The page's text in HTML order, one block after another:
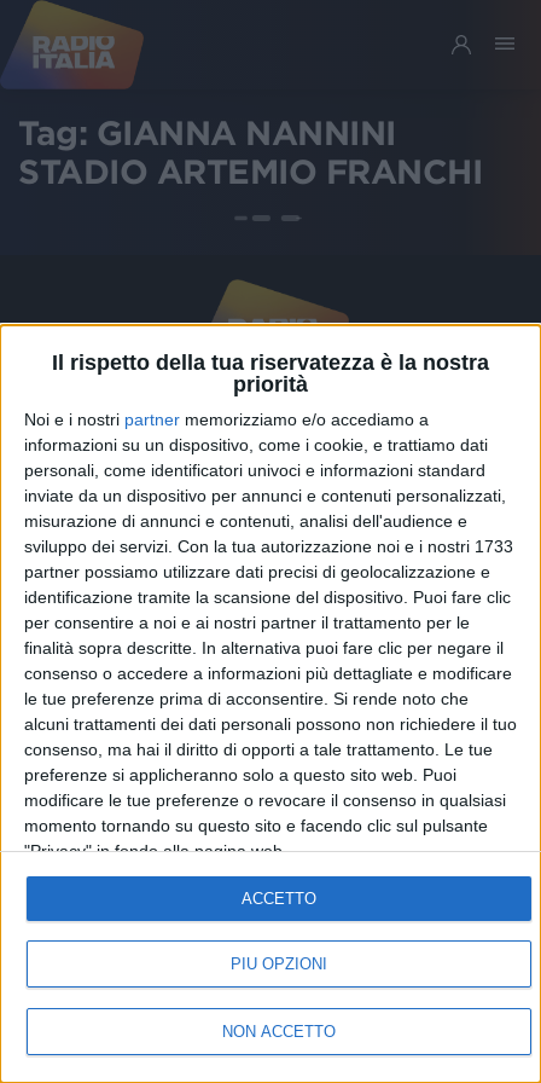
Il rispetto della tua riservatezza è la nostra
priorità
Noi e i nostri partner memorizziamo e/o accediamo a
informazioni su un dispositivo, come i cookie, e trattiamo dati
personali, come identificatori univoci e informazioni standard
inviate da un dispositivo per annunci e contenuti personalizzati,
misurazione di annunci e contenuti, analisi dell'audience e
sviluppo dei servizi. Con la tua autorizzazione noi e i nostri 1733
partner possiamo utilizzare dati precisi di geolocalizzazione e
identificazione tramite la scansione del dispositivo. Puoi fare clic
per consentire a noi e ai nostri partner il trattamento per le
finalità sopra descritte. In alternativa puoi fare clic per negare il
consenso o accedere a informazioni più dettagliate e modificare
le tue preferenze prima di acconsentire. Si rende noto che
alcuni trattamenti dei dati personali possono non richiedere il tuo
consenso, ma hai il diritto di opporti a tale trattamento. Le tue
preferenze si applicheranno solo a questo sito web. Puoi
modificare le tue preferenze o revocare il consenso in qualsiasi
momento tornando su questo sito e facendo clic sul pulsante
"Privacy" in fondo alla pagina web.
PIÙ OPZIONI
NON ACCETTO
ACCETTO
Tag: GIANNA NANNINI
STADIO ARTEMIO FRANCHI
Privacy Lavora con noi
Pubblicita' Regolamenti
Codice etico Riservatezza
SEGUICI
RADIO ITALIA S.p.A. P.IVA 06832230152 | Tutti i diritti riservati. Per
le opere dell'ingegno contenute nel sito sono stati assolti gli obblighi
derivanti dalla normativa dei diritti d'autore e dei diritti connessi.
Capitale Sociale € 580.000,00 interamente versato. Iscr. Reg. Imprese
Milano - C.F. e n° iscrizione 06832230152. Iscritta al R.E.A. di Milano al n°
1125258. Testata giornalistica Registrata n°286 - 3 Aprile 1987.
Sede Amministrativa: Viale Europa 49, 20093 Cologno Monzese (Mi)
Sede Legale: Via Savona 97, 20144 Milano
TORNA SU